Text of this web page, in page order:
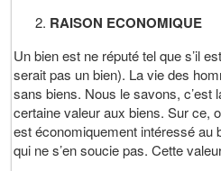
RAISON ECONOMIQUE
Un bien est ne réputé tel que s’il
serait pas un bien). La vie des
sans biens. Nous le savons, c’est
certaine valeur aux biens. Sur ce,
est économiquement intéressé au
qui ne s’en soucie pas. Cette